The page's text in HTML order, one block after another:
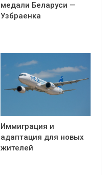
медали Беларуси —
Узбраенка
Иммиграция и
адаптация для новых
жителей